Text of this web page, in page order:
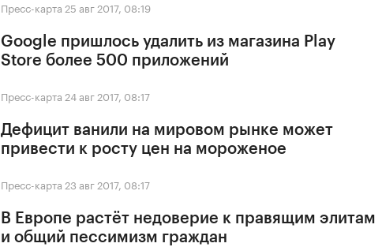
Пресс-карта 25 авг 2017, 08:19
Google пришлось удалить из магазина Play
Store более 500 приложений
Пресс-карта 24 авг 2017, 08:17
Дефицит ванили на мировом рынке может
привести к росту цен на мороженое
Пресс-карта 23 авг 2017, 08:17
В Европе растёт недоверие к правящим элитам
и общий пессимизм граждан